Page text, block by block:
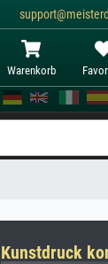
Warenkorb
Kunstdruck